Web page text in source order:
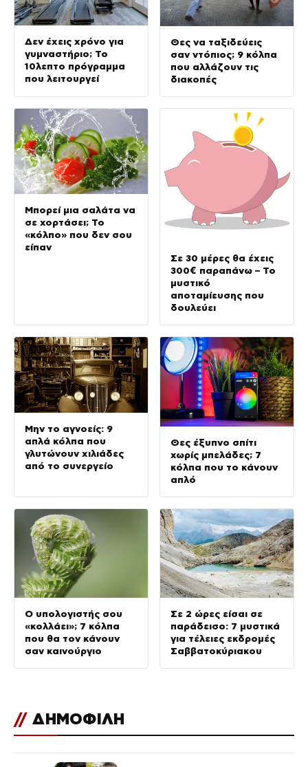
Δεν έχεις χρόνο για
γυμναστήριο; Το
10λεπτο πρόγραμμα
που λειτουργεί
Θες να ταξιδεύεις
σαν ντόπιος; 9 κόλπα
που αλλάζουν τις
διακοπές
Μπορεί μια σαλάτα να
σε χορτάσει; Το
«κόλπο» που δεν σου
είπαν
Σε 30 μέρες θα έχεις
300€ παραπάνω – Το
μυστικό
αποταμίευσης που
δουλεύει
Μην το αγνοείς: 9
απλά κόλπα που
γλυτώνουν χιλιάδες
από το συνεργείο
Θες έξυπνο σπίτι
χωρίς μπελάδες; 7
κόλπα που το κάνουν
απλό
Ο υπολογιστής σου
«κολλάει»; 7 κόλπα
που θα τον κάνουν
σαν καινούργιο
Σε 2 ώρες είσαι σε
παράδεισο: 7 μυστικά
για τέλειες εκδρομές
Σαββατοκύριακου
// ΔΗΜΟΦΙΛΗ